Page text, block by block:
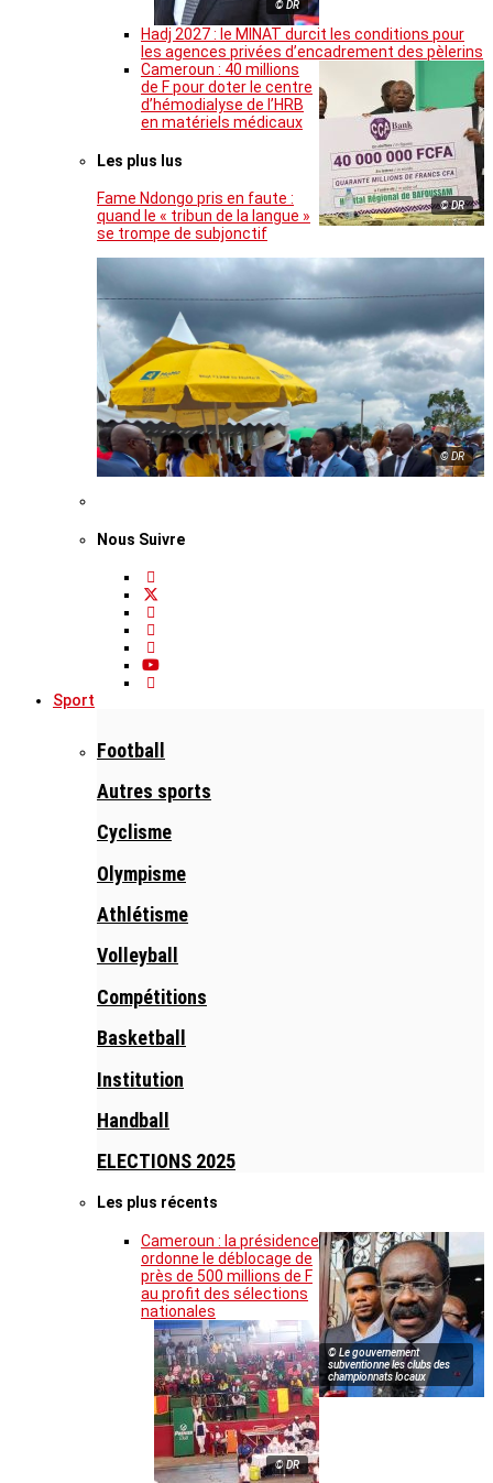
© DR
Hadj 2027 : le MINAT durcit les conditions pour
les agences privées d’encadrement des pèlerins
© DR
Cameroun : 40 millions
de F pour doter le centre
d’hémodialyse de l’HRB
en matériels médicaux
Les plus lus
Fame Ndongo pris en faute :
quand le « tribun de la langue »
se trompe de subjonctif
© DR
Nous Suivre
Sport
Football
Autres sports
Cyclisme
Olympisme
Athlétisme
Volleyball
Compétitions
Basketball
Institution
Handball
ELECTIONS 2025
Les plus récents
© Le gouvernement
subventionne les clubs des
championnats locaux
Cameroun : la présidence
ordonne le déblocage de
près de 500 millions de F
au profit des sélections
nationales
© DR